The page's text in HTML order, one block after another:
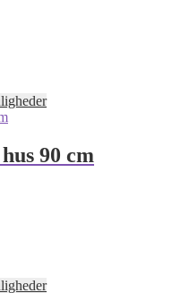
Dette
flere
varianter.
90 cm
Dette